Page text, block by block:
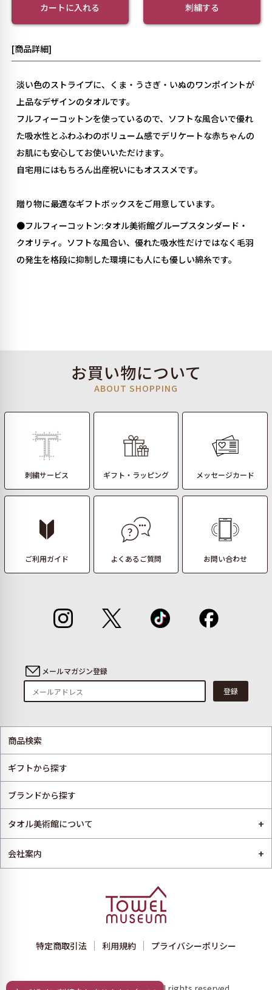
カートに入れる 刺繍する
[商品詳細]
淡い色のストライプに、くま・うさぎ・いぬのワンポイントが
上品なデザインのタオルです。
フルフィーコットンを使っているので、ソフトな風合いで優れ
た吸水性とふわふわのボリューム感でデリケートな赤ちゃんの
お肌にも安心してお使いいただけます。
自宅用にはもちろん出産祝いにもオススメです。
贈り物に最適なギフトボックスをご用意しています。
●フルフィーコットン:タオル美術館グループスタンダード・
クオリティ。ソフトな風合い、優れた吸水性だけではなく毛羽
の発生を格段に抑制した環境にも人にも優しい綿糸です。
お買い物について
ABOUT SHOPPING
刺繍サービス ギフト・ラッピング メッセージカード
ご利用ガイド よくあるご質問 お問い合わせ
メールマガジン登録
登録
商品検索
ギフトから探す
ブランドから探す
タオル美術館について +
会社案内 +
特定商取引法 利用規約 プライバシーポリシー